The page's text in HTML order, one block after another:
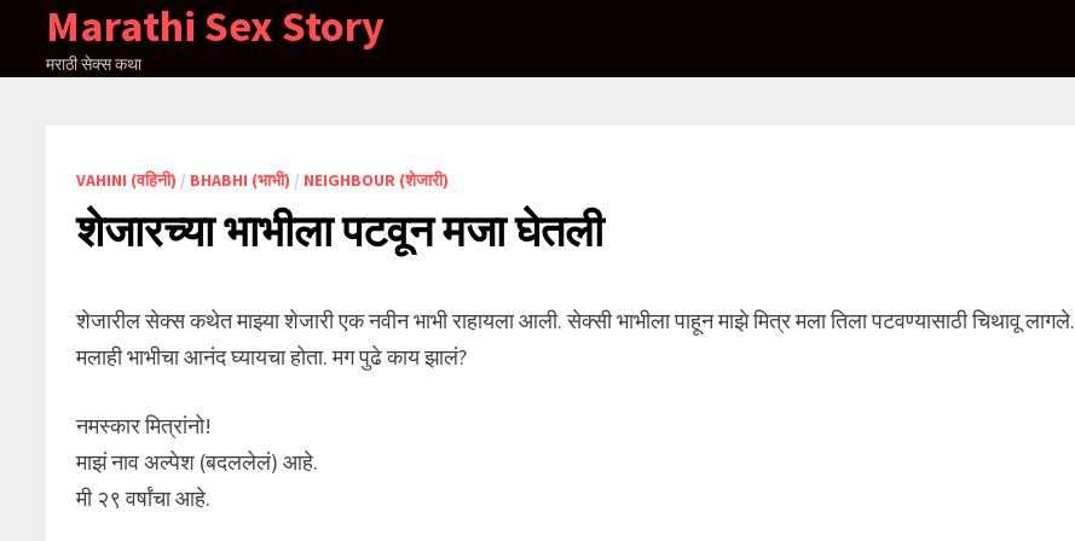
content
Marathi Sex Story
मराठी सेक्स कथा
VAHINI (वहिनी) / BHABHI (भाभी) / NEIGHBOUR (शेजारी)
शेजारच्या भाभीला पटवून मजा घेतली
शेजारील सेक्स कथेत माझ्या शेजारी एक नवीन भाभी राहायला आली. सेक्सी भाभीला पाहून माझे मित्र मला तिला पटवण्यासाठी चिथावू लागले.
मलाही भाभीचा आनंद घ्यायचा होता. मग पुढे काय झालं?
नमस्कार मित्रांनो!
माझं नाव अल्पेश (बदललेलं) आहे.
मी २९ वर्षांचा आहे.